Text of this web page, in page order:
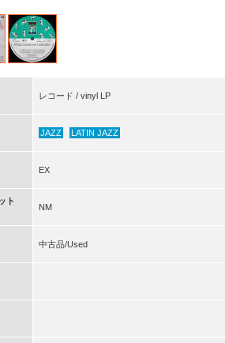
レコード / vinyl LP
JAZZ LATIN JAZZ
EX
ト
NM
中古品/Used